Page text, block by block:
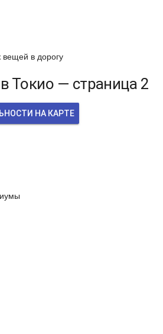
вещей в дорогу
Токио — страница 2
НА КАРТЕ